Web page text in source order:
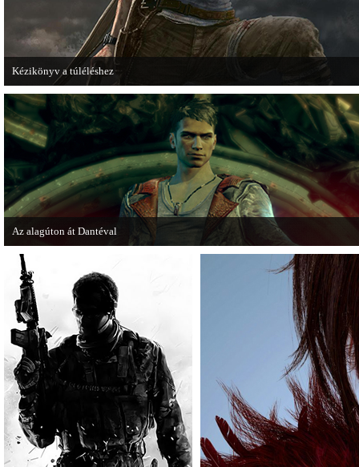
Kézikönyv a túléléshez
A Tomb Raider sem ússza meg a manapság már kötelező videosorozatot.
Az alagúton át Dantéval
A Devil May Cry újragondolás új játékmenet-videóval jelentkezik.